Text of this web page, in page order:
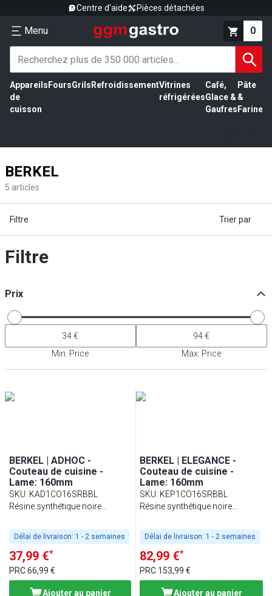
Centre d'aide Pièces détachées
Menu 0
Appareils
de
cuisson
FoursGrils RefroidissementVitrines
réfrigérées
Café,
Glace &
Gaufres
Pâte
&
Farine
BERKEL
5 articles
Filtre Trier par
Filtre
Prix
Min. Price Max. Price
BERKEL | ADHOC -
Couteau de cuisine -
Lame: 160mm
SKU: KAD1CO16SRBBL
Résine synthétique noire
Délai de livraison: 1 - 2 semaines
37,99 €*
PRC66,99 €
Ajouter au panier
BERKEL | ELEGANCE -
Couteau de cuisine -
Lame: 160mm
SKU: KEP1CO16SRBBL
Résine synthétique noire
Délai de livraison: 1 - 2 semaines
82,99 €*
PRC 153,99 €
Ajouter au panier